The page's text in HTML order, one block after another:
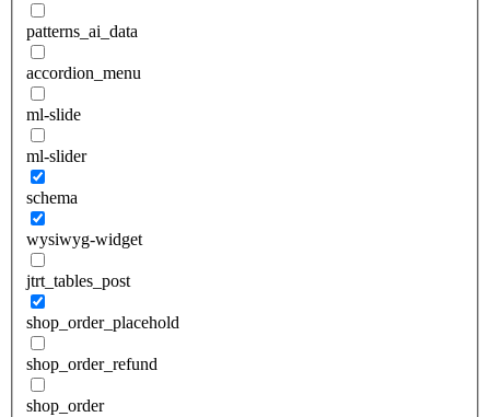
patterns_ai_data
accordion_menu
ml-slide
ml-slider
schema
wysiwyg-widget
jtrt_tables_post
shop_order_placehold
shop_order_refund
shop_order